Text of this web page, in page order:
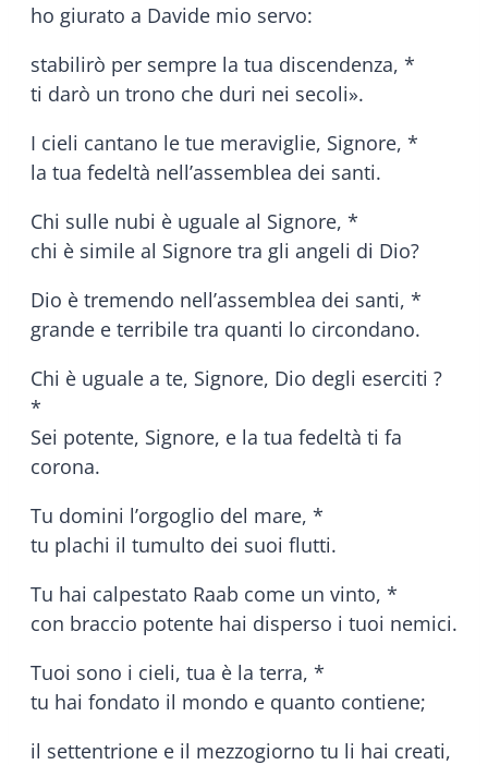
ho giurato a Davide mio servo:
stabilirò per sempre la tua discendenza, *
ti darò un trono che duri nei secoli».
I cieli cantano le tue meraviglie, Signore, *
la tua fedeltà nell’assemblea dei santi.
Chi sulle nubi è uguale al Signore, *
chi è simile al Signore tra gli angeli di Dio?
Dio è tremendo nell’assemblea dei santi, *
grande e terribile tra quanti lo circondano.
Chi è uguale a te, Signore, Dio degli eserciti ?
*
Sei potente, Signore, e la tua fedeltà ti fa
corona.
Tu domini l’orgoglio del mare, *
tu plachi il tumulto dei suoi flutti.
Tu hai calpestato Raab come un vinto, *
con braccio potente hai disperso i tuoi nemici.
Tuoi sono i cieli, tua è la terra, *
tu hai fondato il mondo e quanto contiene;
il settentrione e il mezzogiorno tu li hai creati,